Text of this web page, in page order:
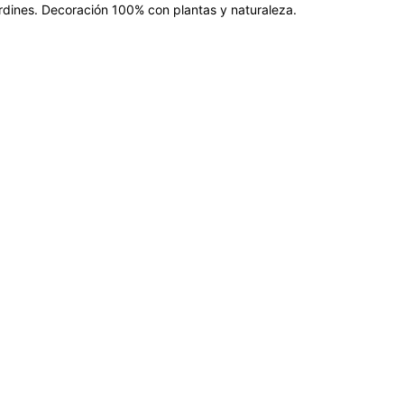
Decoración 100% con plantas y naturaleza.